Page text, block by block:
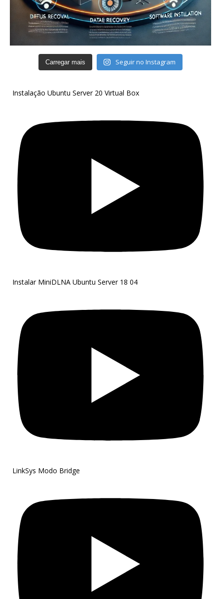
Carregar mais Seguir no Instagram
Instalação Ubuntu Server 20 Virtual Box
Instalar MiniDLNA Ubuntu Server 18 04
LinkSys Modo Bridge